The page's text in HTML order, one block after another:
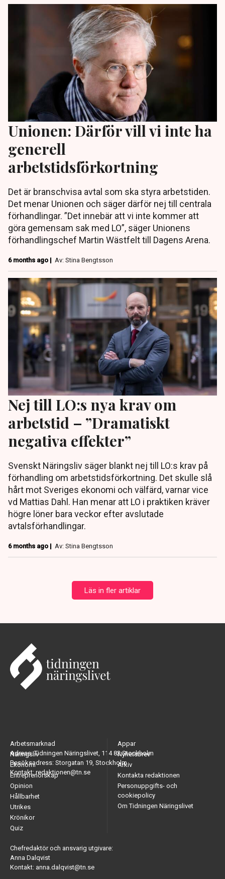
Unionen: Därför vill vi inte ha
generell
arbetstidsförkortning
Det är branschvisa avtal som ska styra arbetstiden.
Det menar Unionen och säger därför nej till centrala
förhandlingar. ”Det innebär att vi inte kommer att
göra gemensam sak med LO”, säger Unionens
förhandlingschef Martin Wästfelt till Dagens Arena.
6 months ago | Av: Stina Bengtsson
Nej till LO:s nya krav om
arbetstid – ”Dramatiskt
negativa effekter”
Svenskt Näringsliv säger blankt nej till LO:s krav på
förhandling om arbetstidsförkortning. Det skulle slå
hårt mot Sveriges ekonomi och välfärd, varnar vice
vd Mattias Dahl. Han menar att LO i praktiken kräver
högre löner bara veckor efter avslutade
avtalsförhandlingar.
6 months ago | Av: Stina Bengtsson
Läs in fler artiklar
Adress: Tidningen Näringslivet, 114 82 Stockholm
Besöksadress: Storgatan 19, Stockholm
Kontakt: redaktionen@tn.se
Arbetsmarknad
Näringsliv
Ekonomi
Entreprenörskap
Opinion
Hållbarhet
Utrikes
Krönikor
Quiz
Appar
Nyhetsbrev
Arkiv
Kontakta redaktionen
Personuppgifts- och
cookiepolicy
Om Tidningen Näringslivet
Chefredaktör och ansvarig utgivare:
Anna Dalqvist
Kontakt: anna.dalqvist@tn.se